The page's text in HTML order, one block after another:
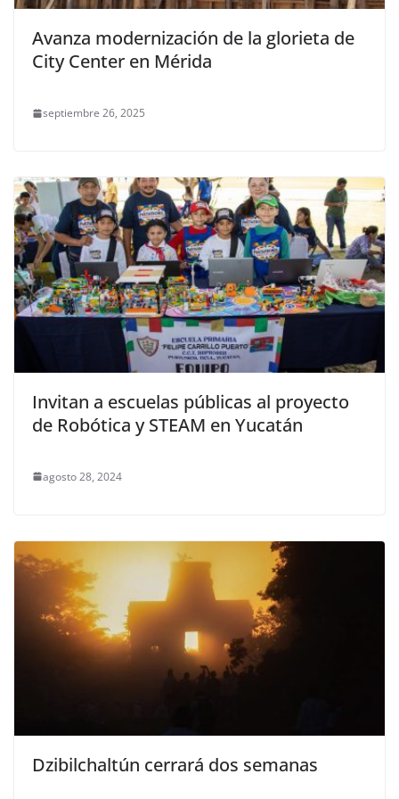
Avanza modernización de la glorieta de
City Center en Mérida
septiembre 26, 2025
Invitan a escuelas públicas al proyecto
de Robótica y STEAM en Yucatán
agosto 28, 2024
Dzibilchaltún cerrará dos semanas